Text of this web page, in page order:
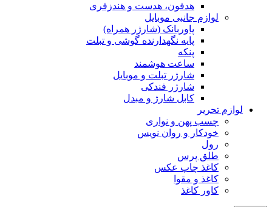
هدفون، هدست و هندزفری
لوازم جانبی موبایل
پاوربانک (شارژر همراه)
پایه نگهدارنده گوشی و تبلت
پنکه
ساعت هوشمند
شارژر تبلت و موبایل
شارژر فندکی
کابل شارژ و مبدل
لوازم تحریر
چسب پهن و نواری
خودکار و روان نویس
رول
طلق پرس
کاغذ چاپ عکس
کاغذ و مقوا
کاور کاغذ